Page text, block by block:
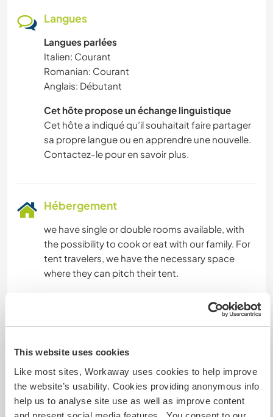
This website uses cookies
Like most sites, Workaway uses cookies to help improve
the website’s usability. Cookies providing anonymous info
help us to analyse site use as well as improve content
Langues
Langues parlées
Italien: Courant
Romanian: Courant
Anglais: Débutant
Cet hôte propose un échange linguistique
Cet hôte a indiqué qu’il souhaitait faire partager
sa propre langue ou en apprendre une nouvelle.
Contactez-le pour en savoir plus.
Hébergement
we have single or double rooms available, with
the possibility to cook or eat with our family. For
tent travelers, we have the necessary space
where they can pitch their tent.
avem disponobile camere singole sau duble, cu
posibiliatea de a gatii sau de a manca impreuna
avem spatiul necesar unde pot sa isi intinda
Autres infos...